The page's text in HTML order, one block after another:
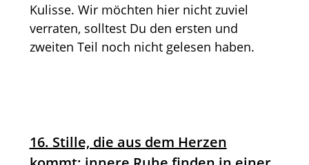
Kulisse. Wir möchten hier nicht zuviel
verraten, solltest Du den ersten und
zweiten Teil noch nicht gelesen haben.
16. Stille, die aus dem Herzen